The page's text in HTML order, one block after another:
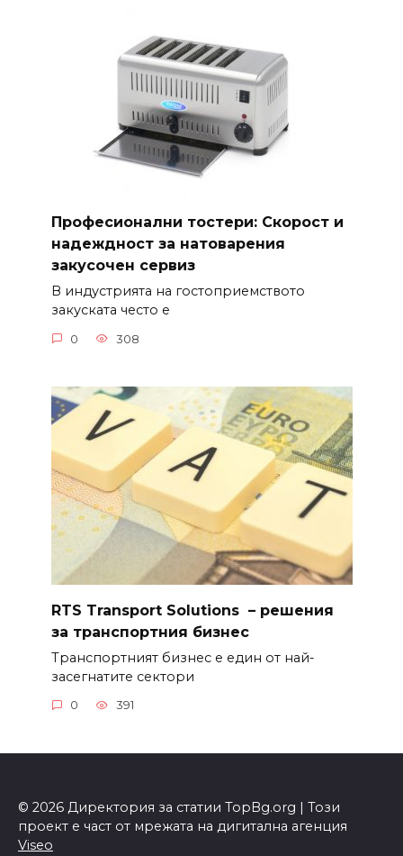
Професионални тостери: Скорост и
надеждност за натоварения
закусочен сервиз
В индустрията на гостоприемството
закуската често е
0 308
RTS Transport Solutions – решения
за транспортния бизнес
Транспортният бизнес е един от най-
засегнатите сектори
0 391
© 2026 Директория за статии TopBg.org | Този
проект е част от мрежата на дигитална агенция
Viseo